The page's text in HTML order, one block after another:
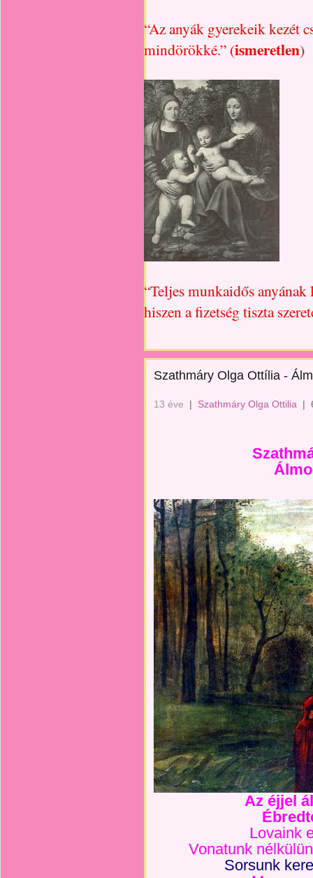
“Az anyák gyerekeik kezét
mindörökké.” (ismeretlen)
“Teljes munkaidős
hiszen a fizetség tiszta
Szathmáry Olga Ottília -
13 éve | Szathmáry Olga Ottilia |
Az éjjel
Lovaink
Vonatunk
Sorsunk